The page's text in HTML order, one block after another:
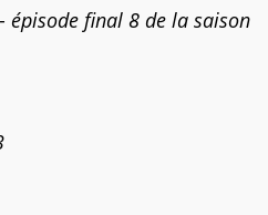
- épisode final 8 de la saison